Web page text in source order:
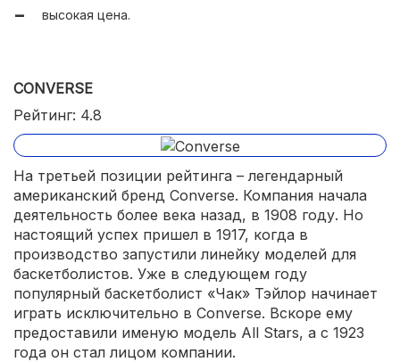
высокая цена.
CONVERSE
Рейтинг: 4.8
На третьей позиции рейтинга – легендарный
американский бренд Converse. Компания начала
деятельность более века назад, в 1908 году. Но
настоящий успех пришел в 1917, когда в
производство запустили линейку моделей для
баскетболистов. Уже в следующем году
популярный баскетболист «Чак» Тэйлор начинает
играть исключительно в Converse. Вскоре ему
предоставили именую модель All Stars, а с 1923
года он стал лицом компании.